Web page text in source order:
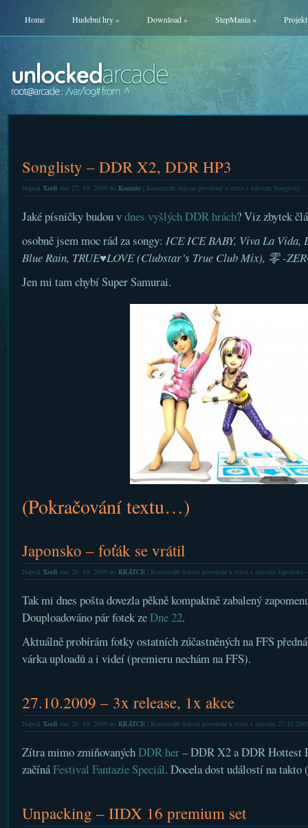
Home Hudební hry» Download» StepMania»
Songlisty – DDR X2, DDR HP3
Napsal Xsoftdne 27. 10. 2009 do Konzole| Komentáře nejsou povolenéu textu s názvem Songlisty
Jaké písničky budou vdnes vyšlých DDR hrách? Viz zbytek
osobně jsem moc rád za songy: ICE ICE BABY, Viva La Vida,
Blue Rain, TRUE♥LOVE (Clubstar’s True Club Mix), 零 -
Jen mi tam chybí Super Samurai.
(Pokračování textu…)
Japonsko – foťák se vrátil
Napsal Xsoftdne 26. 10. 2009 do KRÁTCE| Komentáře nejsou povolenéu textu s názvem Japonsko
Tak mi dnes pošta dovezla pěkně kompaktně zabalený
Douploadováno pár fotek zeDne 22.
Aktuálně probírám fotky ostatních zúčastněných na FFS
várka uploadů a i videí (premieru nechám na FFS).
27.10.2009 – 3x release, 1x akce
Napsal Xsoftdne 26. 10. 2009 do KRÁTCE| Komentáře nejsou povolenéu textu s názvem
Zítra mimo zmiňovanýchDDR her– DDR X2 a DDR Hottest
začínáFestival Fantazie Speciál. Docela dost událostí na takto
Unpacking – IIDX 16 premium set